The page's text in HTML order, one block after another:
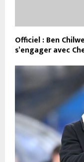
Officiel : Ben
s’engager avec